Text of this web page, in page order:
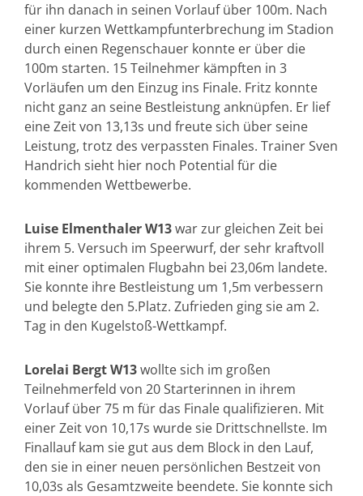
für ihn danach in seinen Vorlauf über 100m. Nach
einer kurzen Wettkampfunterbrechung im Stadion
durch einen Regenschauer konnte er über die
100m starten. 15 Teilnehmer kämpften in 3
Vorläufen um den Einzug ins Finale. Fritz konnte
nicht ganz an seine Bestleistung anknüpfen. Er lief
eine Zeit von 13,13s und freute sich über seine
Leistung, trotz des verpassten Finales. Trainer Sven
Handrich sieht hier noch Potential für die
kommenden Wettbewerbe.
Luise Elmenthaler W13war zur gleichen Zeit bei
ihrem 5. Versuch im Speerwurf, der sehr kraftvoll
mit einer optimalen Flugbahn bei 23,06m landete.
Sie konnte ihre Bestleistung um 1,5m verbessern
und belegte den 5.Platz. Zufrieden ging sie am 2.
Tag in den Kugelstoß-Wettkampf.
Lorelai Bergt W13wollte sich im großen
Teilnehmerfeld von 20 Starterinnen in ihrem
Vorlauf über 75 m für das Finale qualifizieren. Mit
einer Zeit von 10,17s wurde sie Drittschnellste. Im
Finallauf kam sie gut aus dem Block in den Lauf,
den sie in einer neuen persönlichen Bestzeit von
10,03s als Gesamtzweite beendete. Sie konnte sich